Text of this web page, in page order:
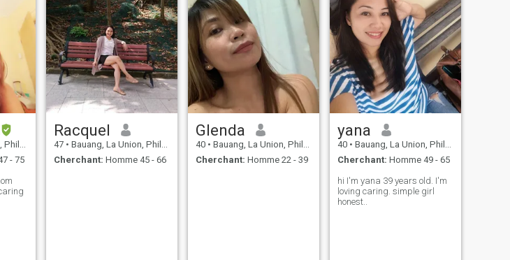
- 75
Racquel
47 • Bauang, La Union, Philippines
Cherchant: Homme 45 - 66
Glenda
40 • Bauang, La Union, Philippines
Cherchant: Homme 22 - 39
yana
40 • Bauang, La Union, Philippines
Cherchant: Homme 49 - 65
hi I'm yana 39 years old. I'm
loving caring. simple girl
honest..